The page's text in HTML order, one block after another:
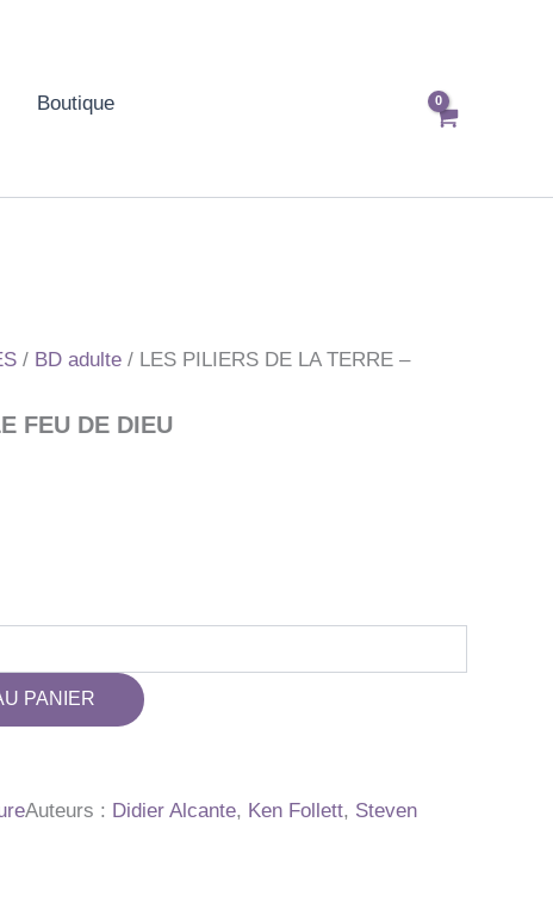
Boutique
/ BD adulte / LES PILIERS DE LA TERRE –
FEU DE DIEU
PANIER
Auteurs : Didier Alcante, Ken Follett, Steven